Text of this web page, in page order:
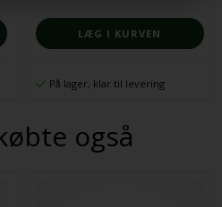
På lager, klar til levering
også